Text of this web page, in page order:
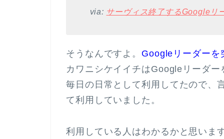
via: サーヴィス終了するGoogleリ
そうなんですよ。 Googleリーダーを
カワニシケイイチはGoogleリーダ
毎日の日常として利用してたので、
て利用していました。
利用している人はわかるかと思いま